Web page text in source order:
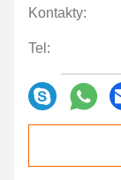
Kontakty:
Tel: